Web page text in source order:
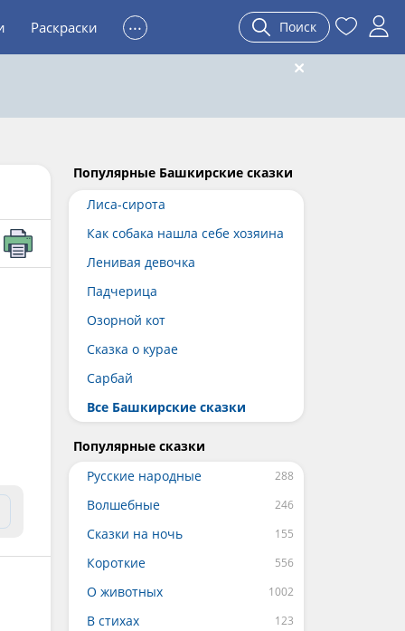
Раскраски ... Поиск
Популярные Башкирские сказки
Лиса-сирота
Как собака нашла себе хозяина
Ленивая девочка
Падчерица
Озорной кот
Сказка о курае
Сарбай
Все Башкирские сказки
Популярные сказки
Русские народные
Волшебные
Сказки на ночь
Короткие
О животных
В стихах